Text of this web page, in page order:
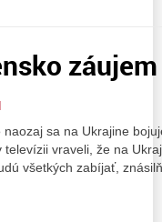
sa na Ukrajine
vraveli, že na
všetkých zabíjať,